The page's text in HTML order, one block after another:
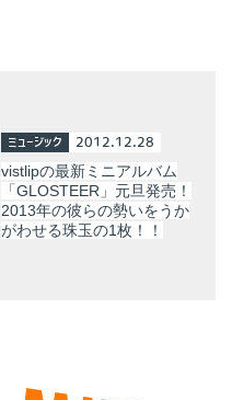
ミュージック 2012.12.28
vistlipの最新ミニアルバム
「GLOSTEER」元旦発売！
2013年の彼らの勢いをうか
がわせる珠玉の1枚！！